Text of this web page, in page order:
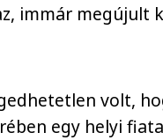
immár megújult
volt,
egy helyi